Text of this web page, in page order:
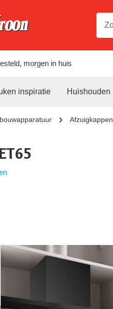
morgen in huis
inspiratie Huishouden
Afzuigkappen